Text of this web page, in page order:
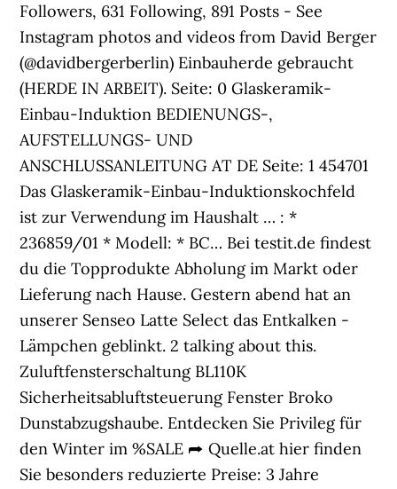
Followers, 631 Following, 891 Posts - See
Instagram photos and videos from David Berger
(@davidbergerberlin) Einbauherde gebraucht
(HERDE IN ARBEIT). Seite: 0 Glaskeramik-
Einbau-Induktion BEDIENUNGS-,
AUFSTELLUNGS- UND
ANSCHLUSSANLEITUNG AT DE Seite: 1 454701
Das Glaskeramik-Einbau-Induktionskochfeld
ist zur Verwendung im Haushalt … : *
236859/01 * Modell: * BC… Bei testit.de findest
du die Topprodukte Abholung im Markt oder
Lieferung nach Hause. Gestern abend hat an
unserer Senseo Latte Select das Entkalken -
Lämpchen geblinkt. 2 talking about this.
Zuluftfensterschaltung BL110K
Sicherheitsabluftsteuerung Fenster Broko
Dunstabzugshaube. Entdecken Sie Privileg für
den Winter im %SALE ⮫ Quelle.at hier finden
Sie besonders reduzierte Preise: 3 Jahre